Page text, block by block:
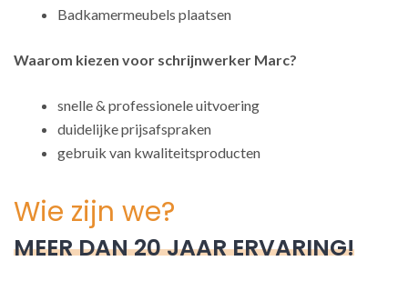
Badkamermeubels plaatsen
Waarom kiezen voor schrijnwerker Marc?
snelle & professionele uitvoering
duidelijke prijsafspraken
gebruik van kwaliteitsproducten
Wie zijn we?
MEER DAN 20 JAAR ERVARING!